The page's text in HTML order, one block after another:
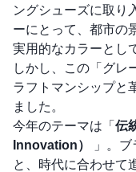
ングシューズに取り
ーにとって、都市の
実用的なカラーとし
しかし、この「グレ
ラフトマンシップと
ました。
今年のテーマは「 伝
Innovation）
」。
と、時代に合わせて